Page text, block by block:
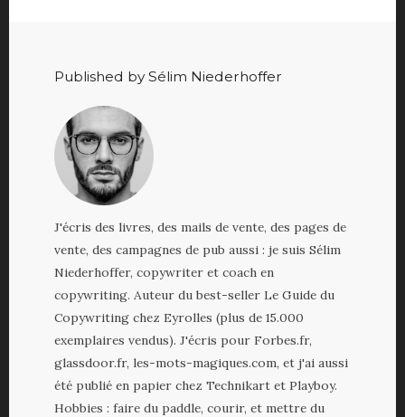
Published by Sélim Niederhoffer
J'écris des livres, des mails de vente, des pages de
vente, des campagnes de pub aussi : je suis Sélim
Niederhoffer, copywriter et coach en
copywriting. Auteur du best-seller Le Guide du
Copywriting chez Eyrolles (plus de 15.000
exemplaires vendus). J'écris pour Forbes.fr,
glassdoor.fr, les-mots-magiques.com, et j'ai aussi
été publié en papier chez Technikart et Playboy.
Hobbies : faire du paddle, courir, et mettre du